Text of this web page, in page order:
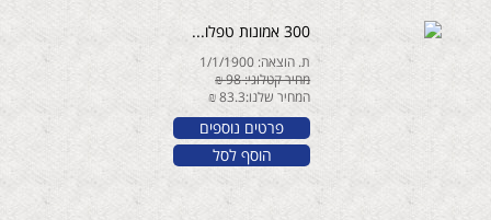
300 אמונות טפלו...
ת. הוצאה: 1/1/1900
מחיר קטלוגי: 98 ₪
המחיר שלנו:83.3 ₪
פרטים נוספים
הוסף לסל